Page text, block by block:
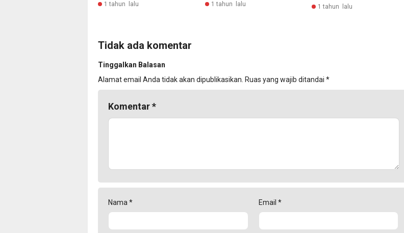
1 tahun lalu 1 tahun lalu 1 tahun lalu
Tidak ada komentar
Tinggalkan Balasan
Alamat email Anda tidak akan dipublikasikan. Ruas yang wajib ditandai *
Komentar*
Nama * Email *